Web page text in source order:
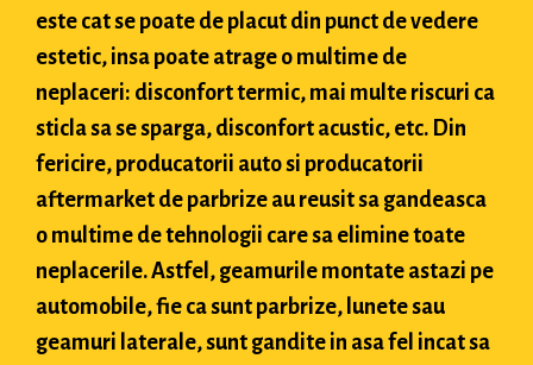
este cat se poate de placut din punct de vedere
estetic, insa poate atrage o multime de
neplaceri: disconfort termic, mai multe riscuri ca
sticla sa se sparga, disconfort acustic, etc. Din
fericire, producatorii auto si producatorii
aftermarket de parbrize au reusit sa gandeasca
o multime de tehnologii care sa elimine toate
neplacerile. Astfel, geamurile montate astazi pe
automobile, fie ca sunt parbrize, lunete sau
geamuri laterale, sunt gandite in asa fel incat sa